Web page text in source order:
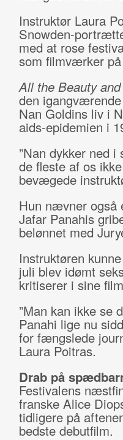
Instruktør Laura
Snowden-
med at rose
som filmværker
All the Beauty
den
Nan Goldins liv i
aids-epidemien i
”Nan dykker ned
de fleste af os
bevægede
Hun nævner også
Jafar Panahis
belønnet med
Instruktøren
juli blev idømt
kritiserer i sine
”Man kan ikke se
Panahi lige nu
for fængslede
Laura Poitras.
Drab på
Festivalens
franske Alice
tidligere på
bedste debutfilm.